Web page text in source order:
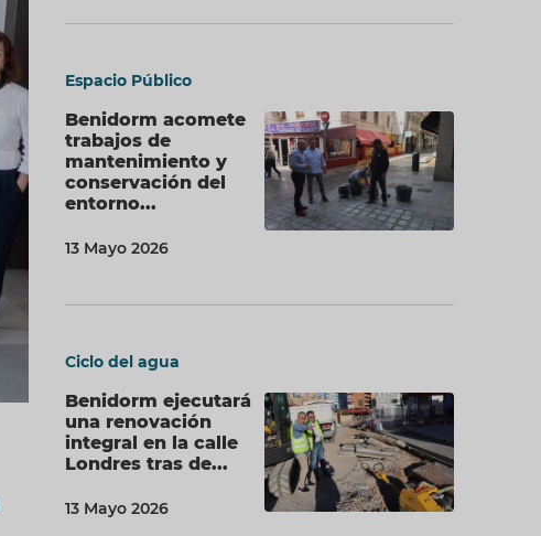
Espacio Público
Benidorm acomete
trabajos de
mantenimiento y
conservación del
entorno...
13 Mayo 2026
Ciclo del agua
Benidorm ejecutará
una renovación
integral en la calle
Londres tras de...
13 Mayo 2026